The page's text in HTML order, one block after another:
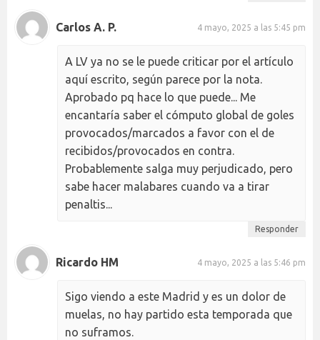
Carlos A. P. 4 mayo, 2025 a las 5:45 pm
A LV ya no se le puede criticar por el artículo
aquí escrito, según parece por la nota.
Aprobado pq hace lo que puede... Me
encantaría saber el cómputo global de goles
provocados/marcados a favor con el de
recibidos/provocados en contra.
Probablemente salga muy perjudicado, pero
sabe hacer malabares cuando va a tirar
penaltis...
Responder
Ricardo HM 4 mayo, 2025 a las 5:46 pm
Sigo viendo a este Madrid y es un dolor de
muelas, no hay partido esta temporada que
no suframos.